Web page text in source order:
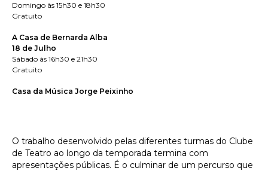
Domingo às 15h30 e 18h30
Gratuito
A Casa de Bernarda Alba
18 de Julho
Sábado às 16h30 e 21h30
Gratuito
Casa da Música Jorge Peixinho
O trabalho desenvolvido pelas diferentes turmas do Clube
de Teatro ao longo da temporada termina com
apresentações públicas. É o culminar de um percurso que